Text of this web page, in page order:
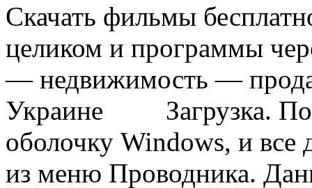
Скачать фильмы
целиком и программы
— недвижимость —
Украине Загрузка.
оболочку Windows, и все
из меню Проводника.